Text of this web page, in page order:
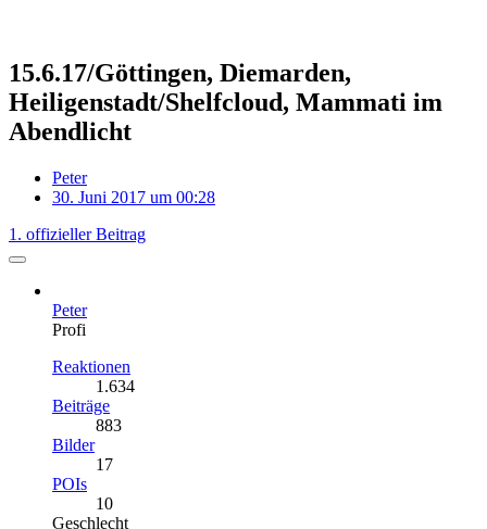
15.6.17/Göttingen, Diemarden,
Heiligenstadt/Shelfcloud, Mammati im
Abendlicht
Peter
30. Juni 2017 um 00:28
1. offizieller Beitrag
Peter
Profi
Reaktionen
1.634
Beiträge
883
Bilder
17
POIs
10
Geschlecht